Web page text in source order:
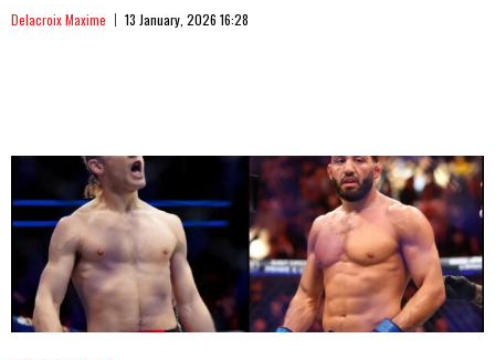
Delacroix Maxime 13 January, 2026 16:28